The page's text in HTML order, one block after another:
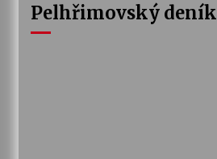
Pelhřimovský deník